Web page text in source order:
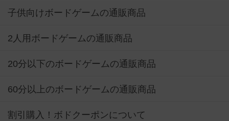
子供向けボードゲームの通販商品
2人用ボードゲームの通販商品
20分以下のボードゲームの通販商品
60分以上のボードゲームの通販商品
割引購入！ボドクーポンについて